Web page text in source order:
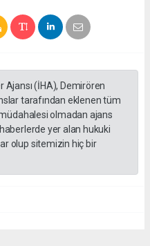
Ajansı (İHA), Demirören
tarafından eklenen tüm
olmadan ajans
yer alan hukuki
olup sitemizin hiç bir